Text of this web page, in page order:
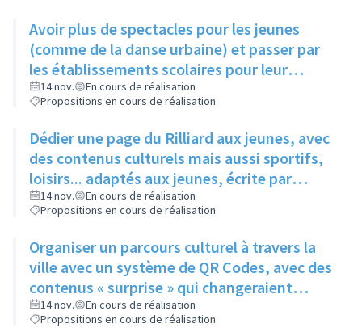
Avoir plus de spectacles pour les jeunes
(comme de la danse urbaine) et passer par
les établissements scolaires pour leur
donner envie de s'y rendre
14 nov.
En cours de réalisation
Propositions en cours de réalisation
Dédier une page du Rilliard aux jeunes, avec
des contenus culturels mais aussi sportifs,
loisirs... adaptés aux jeunes, écrite par
quelques adolescents fréquentant l'espace
jeune
14 nov.
En cours de réalisation
Propositions en cours de réalisation
Organiser un parcours culturel à travers la
ville avec un système de QR Codes, avec des
contenus « surprise » qui changeraient
régulièrement pour éviter la lassitude
14 nov.
En cours de réalisation
Propositions en cours de réalisation